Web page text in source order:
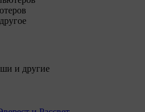
и другие